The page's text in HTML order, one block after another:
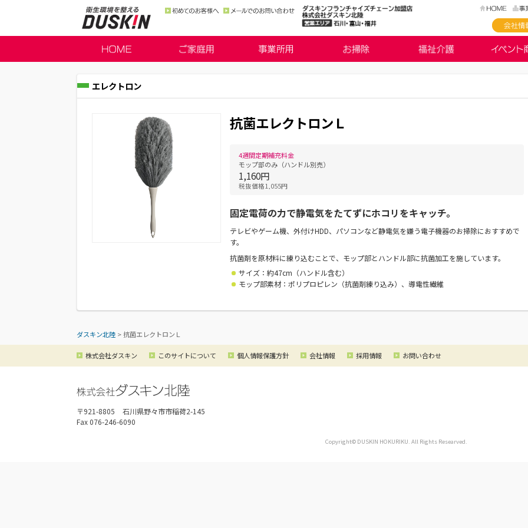
エレクトロン
抗菌エレクトロンＬ
4週間定期補充料金
モップ部のみ（ハンドル別売）
1,160円
税抜価格1,055円
固定電荷の力で静電気をたてずにホコリをキャッチ。
テレビやゲーム機、外付けHDD、パソコンなど静電気を嫌う電子機器のお掃除におすすめで
す。
抗菌剤を原材料に練り込むことで、モップ部とハンドル部に抗菌加工を施しています。
サイズ：約47cm（ハンドル含む）
モップ部素材：ポリプロピレン（抗菌剤練り込み）、導電性繊維
ダスキン北陸>抗菌エレクトロンＬ
株式会社ダスキン
このサイトについて 個人情報保護方針 会社情報 採用情報 お問い合わせ
〒921-8805
石川県野々市市稲荷2-145
Fax 076-246-6090
Copyright© DUSKIN HOKURIKU. All Rights Researved.